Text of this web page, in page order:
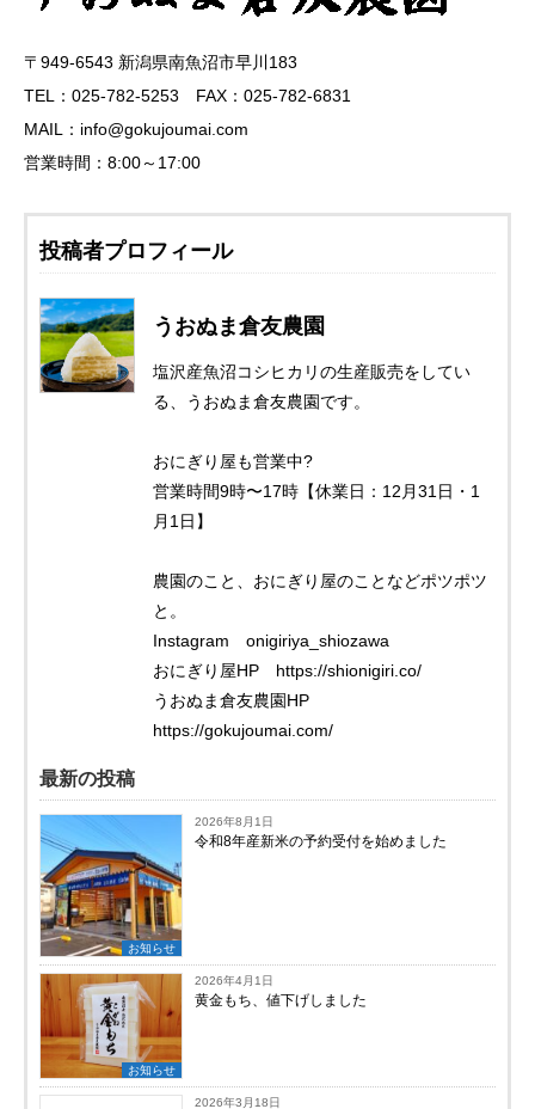
〒949-6543 新潟県南魚沼市早川183
TEL：025-782-5253 FAX：025-782-6831
MAIL：info@gokujoumai.com
営業時間：8:00～17:00
投稿者プロフィール
うおぬま倉友農園
塩沢産魚沼コシヒカリの生産販売をしてい
る、うおぬま倉友農園です。
おにぎり屋も営業中?
営業時間9時〜17時【休業日：12月31日・1
月1日】
農園のこと、おにぎり屋のことなどポツポツ
と。
Instagram onigiriya_shiozawa
おにぎり屋HP https://shionigiri.co/
うおぬま倉友農園HP
https://gokujoumai.com/
最新の投稿
お知らせ
2026年8月1日
令和8年産新米の予約受付を始めました
お知らせ
2026年4月1日
黄金もち、値下げしました
2026年3月18日